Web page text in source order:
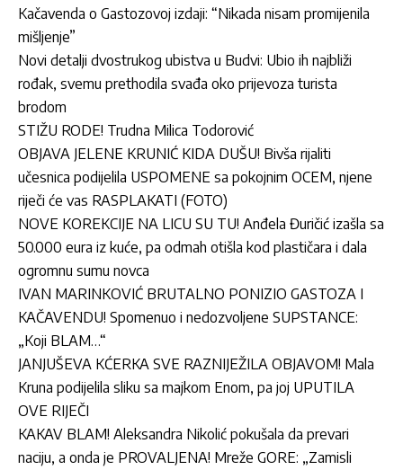
Kačavenda o Gastozovoj izdaji: “Nikada nisam promijenila
mišljenje”
Novi detalji dvostrukog ubistva u Budvi: Ubio ih najbliži
rođak, svemu prethodila svađa oko prijevoza turista
brodom
STIŽU RODE! Trudna Milica Todorović
OBJAVA JELENE KRUNIĆ KIDA DUŠU! Bivša rijaliti
učesnica podijelila USPOMENE sa pokojnim OCEM, njene
riječi će vas RASPLAKATI (FOTO)
NOVE KOREKCIJE NA LICU SU TU! Anđela Đuričić izašla sa
50.000 eura iz kuće, pa odmah otišla kod plastičara i dala
ogromnu sumu novca
IVAN MARINKOVIĆ BRUTALNO PONIZIO GASTOZA I
KAČAVENDU! Spomenuo i nedozvoljene SUPSTANCE:
„Koji BLAM…“
JANJUŠEVA KĆERKA SVE RAZNIJEŽILA OBJAVOM! Mala
Kruna podijelila sliku sa majkom Enom, pa joj UPUTILA
OVE RIJEČI
KAKAV BLAM! Aleksandra Nikolić pokušala da prevari
naciju, a onda je PROVALJENA! Mreže GORE: „Zamisli